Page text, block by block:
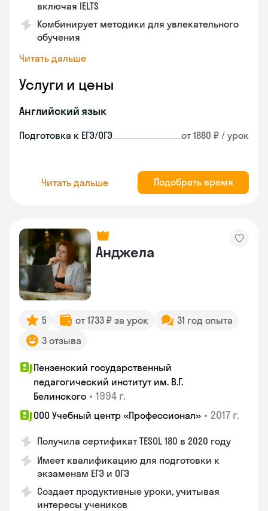
включая IELTS
Комбинирует методики для увлекательного
обучения
Читать дальше
Услуги и цены
Английский язык
Подготовка к ЕГЭ/ОГЭ от 1880 ₽ / урок
Читать дальше Подобрать время
Анджела
5 от 1733 ₽ за урок
31 год опыта
3 отзыва
Пензенский государственный
педагогический институт им. В.Г.
Белинского • 1994 г.
ООО Учебный центр «Профессионал» • 2017 г.
Получила сертификат TESOL 180 в 2020 году
Имеет квалификацию для подготовки к
экзаменам ЕГЭ и ОГЭ
Создает продуктивные уроки, учитывая
интересы учеников